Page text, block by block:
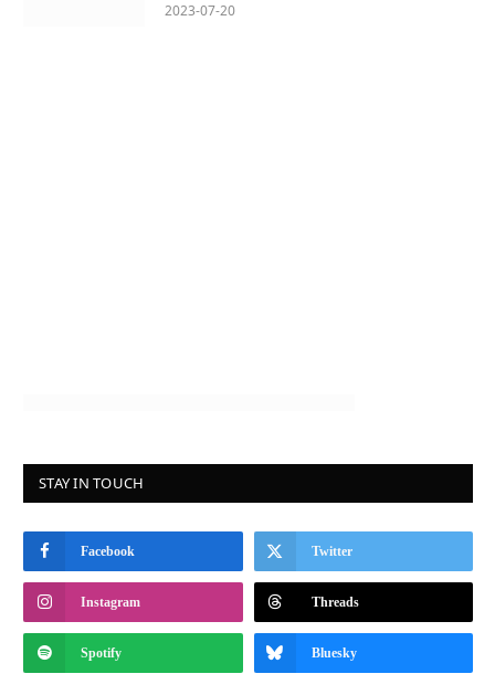
2023-07-20
STAY IN TOUCH
Facebook Twitter
Instagram Threads
Spotify Bluesky